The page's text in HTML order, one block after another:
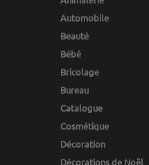
Automobile
Beauté
Bébé
Bricolage
Bureau
Catalogue
Cosmétique
Décoration
Décorations de Noël